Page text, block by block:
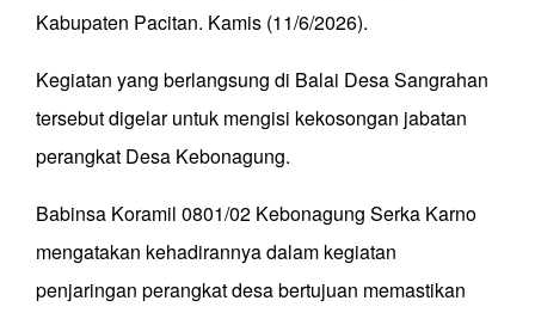
Kabupaten Pacitan. Kamis (11/6/2026).
Kegiatan yang berlangsung di Balai Desa Sangrahan
tersebut digelar untuk mengisi kekosongan jabatan
perangkat Desa Kebonagung.
Babinsa Koramil 0801/02 Kebonagung Serka Karno
mengatakan kehadirannya dalam kegiatan
penjaringan perangkat desa bertujuan memastikan